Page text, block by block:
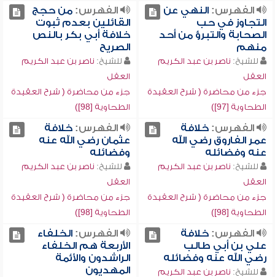
الفهرس:النهي عن
التجاوز في حب
الصحابة والتبرؤ من أحد
منهم
للشيخ: ناصر بن عبد الكريم
العقل
جزء من محاضرة ( شرح العقيدة
الطحاوية [97])
الفهرس:من حجج
القائلين بعدم ثبوت
خلافة أبي بكر بالنص
الصريح
للشيخ: ناصر بن عبد الكريم
العقل
جزء من محاضرة ( شرح العقيدة
الطحاوية [98])
الفهرس:خلافة
عمر الفاروق رضي الله
عنه وفضائله
للشيخ: ناصر بن عبد الكريم
العقل
جزء من محاضرة ( شرح العقيدة
الطحاوية [98])
الفهرس:خلافة
عثمان رضي الله عنه
وفضائله
للشيخ: ناصر بن عبد الكريم
العقل
جزء من محاضرة ( شرح العقيدة
الطحاوية [98])
الفهرس:خلافة
علي بن أبي طالب
رضي الله عنه وفضائله
للشيخ: ناصر بن عبد الكريم
الفهرس:الخلفاء
الأربعة هم الخلفاء
الراشدون والأئمة
المهديون